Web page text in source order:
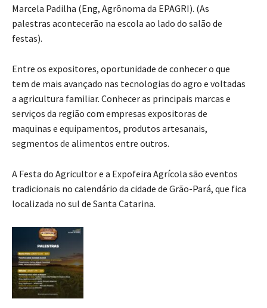
Marcela Padilha (Eng, Agrônoma da EPAGRI). (As
palestras acontecerão na escola ao lado do salão de
festas).
Entre os expositores, oportunidade de conhecer o que
tem de mais avançado nas tecnologias do agro e voltadas
a agricultura familiar. Conhecer as principais marcas e
serviços da região com empresas expositoras de
maquinas e equipamentos, produtos artesanais,
segmentos de alimentos entre outros.
A Festa do Agricultor e a Expofeira Agrícola são eventos
tradicionais no calendário da cidade de Grão-Pará, que fica
localizada no sul de Santa Catarina.